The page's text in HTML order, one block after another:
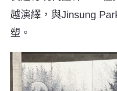
越演繹，與Jinsung
塑。